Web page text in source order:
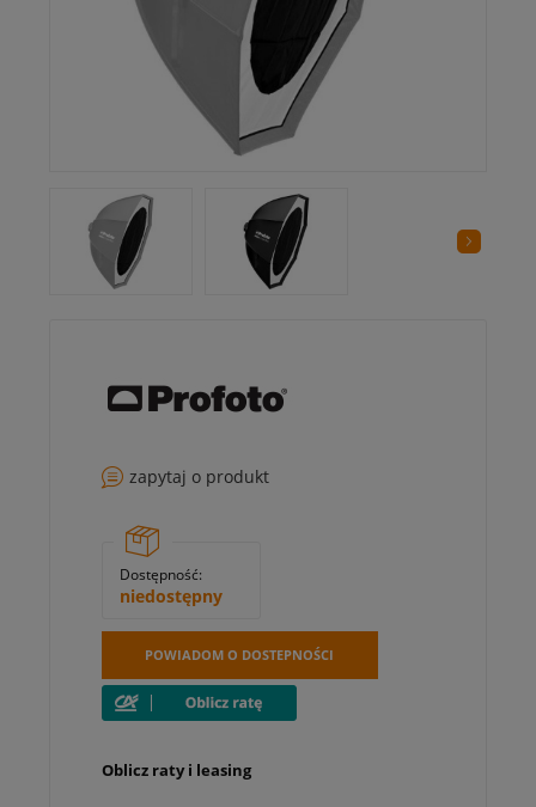
zapytaj o produkt
Dostępność:
niedostępny
POWIADOM O DOSTEPNOŚCI
Oblicz raty i leasing